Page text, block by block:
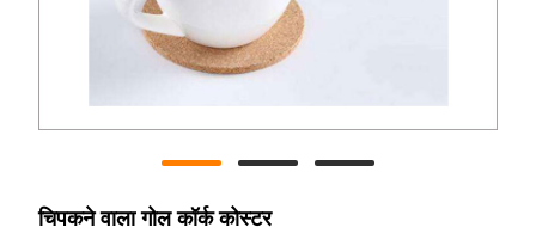
चिपकने वाला गोल कॉर्क कोस्टर